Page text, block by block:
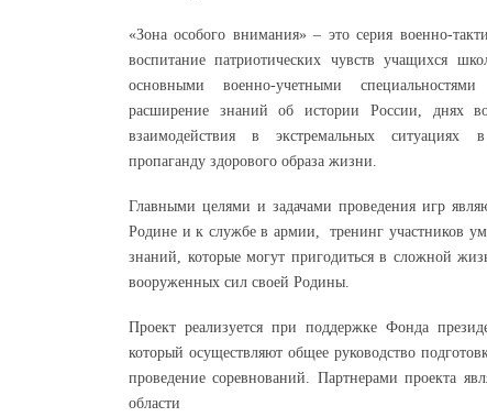
«Зона особого внимания» – это серия военно-
воспитание патриотических чувств учащихся
основными военно-учетными
расширение знаний об истории России, днях
взаимодействия в экстремальных ситуациях в
пропаганду здорового образа жизни.
Главными целями и задачами проведения игр
Родине и к службе в армии, тренинг участников
знаний, которые могут пригодиться в сложной
вооруженных сил своей Родины.
Проект реализуется при поддержке Фонда
который осуществляют общее руководство
проведение соревнований. Партнерами проекта
области